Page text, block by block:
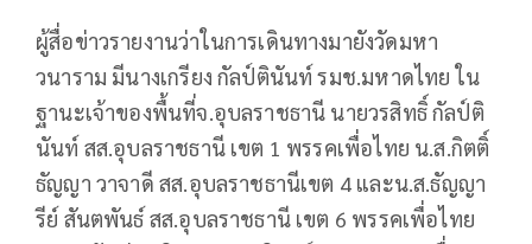
ผู้สื่อข่าวรายงานว่าในการเดินทางมายังวัดมหา
วนาราม มีนางเกรียง กัลป์ตินันท์ รมช.มหาดไทย ใน
ฐานะเจ้าของพื้นที่จ.อุบลราชธานี นายวรสิทธิ์ กัลป์ติ
นันท์ สส.อุบลราชธานี เขต 1 พรรคเพื่อไทย น.ส.กิตติ์
ธัญญา วาจาดี สส.อุบลราชธานีเขต 4 และน.ส.ธัญญา
รีย์ สันตพันธ์ สส.อุบลราชธานี เขต 6 พรรคเพื่อไทย